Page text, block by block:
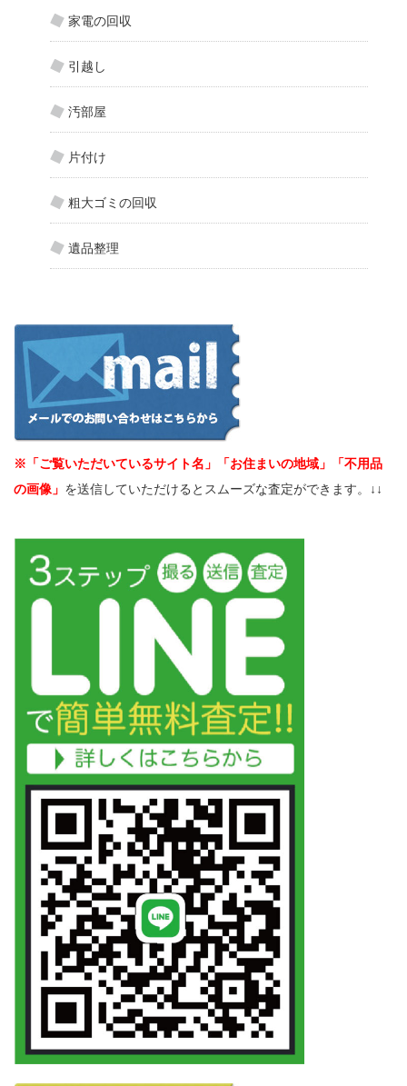
家電の回収
引越し
汚部屋
片付け
粗大ゴミの回収
遺品整理
※「ご覧いただいているサイト名」「お住まいの地域」「不用品
の画像」 を送信していただけるとスムーズな査定ができます。↓↓